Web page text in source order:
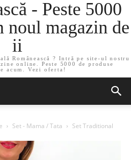
- Peste 5000
noul magazin de
ii
Românească ? Intră pe site-ul nostru
online. Peste 5000 de produse
acum. Vezi oferta!
Set - Mama / Tata
Set Traditional